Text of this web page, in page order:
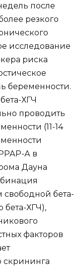
после
резкого
исследование
риска
беременности.
ХГЧ
проводить
(11-14
А в
Дауна
свободной бета-
ХГЧ),
факторов
скрининга